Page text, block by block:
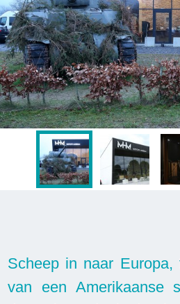
Scheep in naar Europa,
van een Amerikaanse